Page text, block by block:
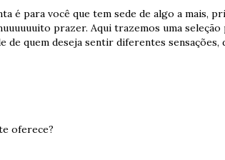
é para você que tem sede de algo a mais,
prazer. Aqui trazemos uma
de quem deseja sentir diferentes
oferece?